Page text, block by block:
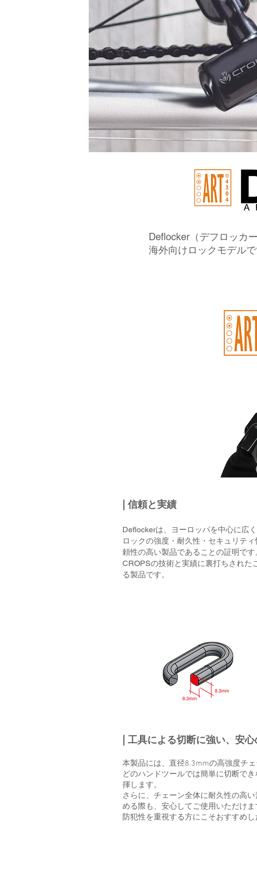
Deflocker（デフロッカ
海外向けロックモデルで
| 信頼と実績
Deflockerは、ヨーロッパを中心に広
ロックの強度・耐久性・セキュリテ
頼性の高い製品であることの証明です
CROPSの技術と実績に裏打ちされた
る製品です。
工具による切断に強い、安心
本製品には、直径8.3mmの高強度チ
どのハンドツールでは簡単に切断で
揮します。
さらに、チェーン全体に耐久性の高
める際も、安心してご使用いただけま
防犯性を重視する方にこそおすすめ